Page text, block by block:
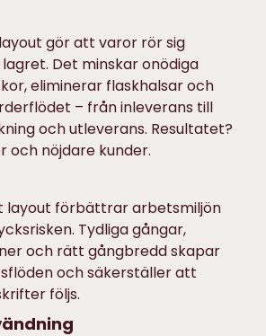
gör att varor rör sig
Det minskar onödiga
eliminerar flaskhalsar och
– från inleverans till
och utleverans. Resultatet?
och nöjdare kunder.
layout förbättrar arbetsmiljön
Tydliga gångar,
och rätt gångbredd skapar
och säkerställer att
följs.